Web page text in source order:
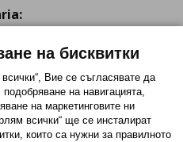
на бисквитки
Вие се съгласявате да
на навигацията,
на маркетинговите ни
всички“ ще се инсталират
които са нужни за правилното